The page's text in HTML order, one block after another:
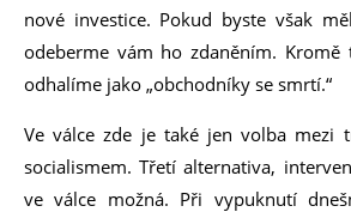
nové investice. Pokud byste však
odeberme vám ho zdaněním. Kromě
odhalíme jako „obchodníky se smrtí.“
Ve válce zde je také jen volba mezi
socialismem. Třetí alternativa,
ve válce možná. Při vypuknutí